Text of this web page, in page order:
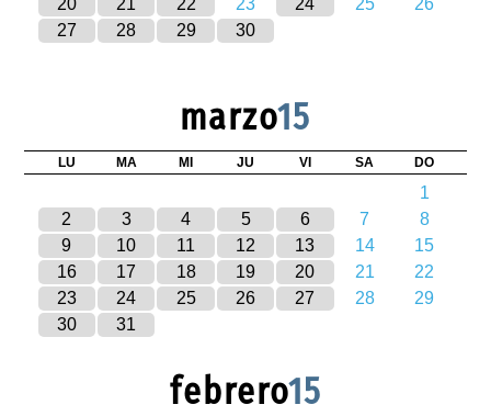
20
21 22 23 24 25
26
27
28 29 30
marzo15
LU MA MI JU VI SA DO
1
2
3 4 5 6 7
8
9
10 11 12 13 14
15
16
17 18 19 20 21
22
23
24 25 26 27 28
29
30
31
febrero15